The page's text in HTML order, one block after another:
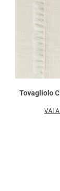
Tovagliolo
VAI